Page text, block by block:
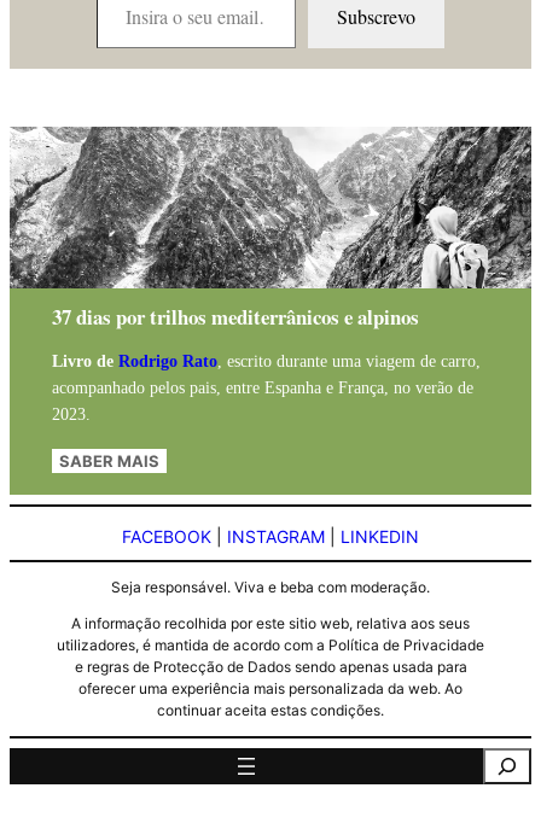
Subscrevo
37 dias por trilhos mediterrânicos e alpinos
Livro de Rodrigo Rato, escrito durante uma viagem de carro,
acompanhado pelos pais, entre Espanha e França, no verão de
2023.
SABER MAIS
FACEBOOK INSTAGRAM LINKEDIN
Seja responsável. Viva e beba com moderação.
A informação recolhida por este sitio web, relativa aos seus
utilizadores, é mantida de acordo com a Política de Privacidade
e regras de Protecção de Dados sendo apenas usada para
oferecer uma experiência mais personalizada da web. Ao
continuar aceita estas condições.